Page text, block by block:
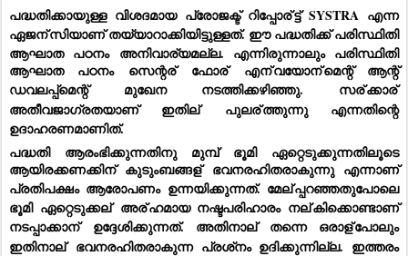
പദ്ധതിക്കായുള്ള വിശദമായ പ്രോജക്ട് റിപ്പോര്ട്ട് SYSTRA എന്ന
ഏജന്സിയാണ് തയ്യാറാക്കിയിട്ടുള്ളത്. ഈ പദ്ധതിക്ക് പരിസ്ഥിതി
ആഘാത പഠനം അനിവാര്യമല്ല. എന്നിരുന്നാലും പരിസ്ഥിതി
ആഘാത പഠനം സെന്റര് ഫോര് എന്വയോന്മെന്റ് ആന്റ്
ഡവലപ്പ്‌മെന്റ് മുഖേന നടത്തിക്കഴിഞ്ഞു. സര്ക്കാര്
അതീവജാഗ്രതയാണ് ഇതില് പുലര്ത്തുന്നു എന്നതിന്റെ
ഉദാഹരണമാണിത്.
പദ്ധതി ആരംഭിക്കുന്നതിനു മുമ്പ് ഭൂമി ഏറ്റെടുക്കുന്നതിലൂടെ
ആയിരക്കണക്കിന് കുടുംബങ്ങള് ഭവനരഹിതരാകുന്നു എന്നാണ്
പ്രതിപക്ഷം ആരോപണം ഉന്നയിക്കുന്നത്. മേല്പ്പറഞ്ഞതുപോലെ
ഭൂമി ഏറ്റെടുക്കല് അര്ഹമായ നഷ്ടപരിഹാരം നല്കിക്കൊണ്ടാണ്
നടപ്പാക്കാന് ഉദ്ദേശിക്കുന്നത്. അതിനാല് തന്നെ ഒരാള്പോലും
ഇതിനാല് ഭവനരഹിതരാകുന്ന പ്രശ്‌നം ഉദിക്കുന്നില്ല. ഇത്തരം